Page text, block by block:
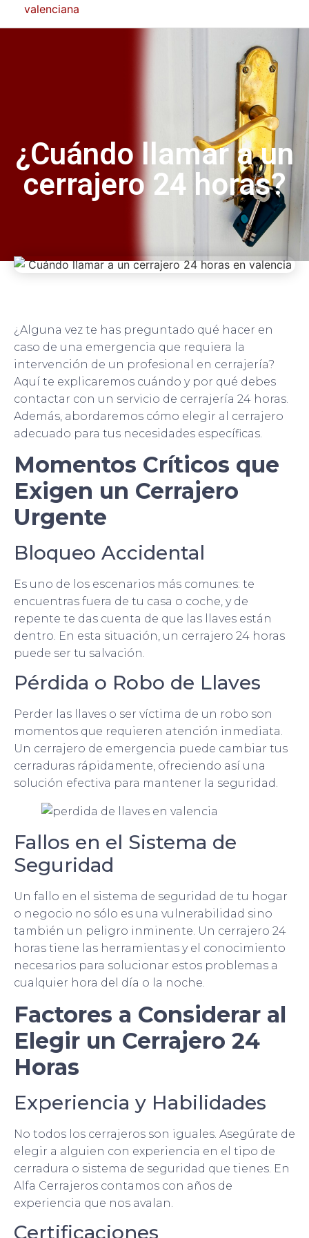
¿Cuándo llamar a un
cerrajero 24 horas?
¿Alguna vez te has preguntado qué hacer en
caso de una emergencia que requiera la
intervención de un profesional en cerrajería?
Aquí te explicaremos cuándo y por qué debes
contactar con un servicio de cerrajería 24 horas.
Además, abordaremos cómo elegir al cerrajero
adecuado para tus necesidades específicas.
Momentos Críticos que
Exigen un Cerrajero
Urgente
Bloqueo Accidental
Es uno de los escenarios más comunes: te
encuentras fuera de tu casa o coche, y de
repente te das cuenta de que las llaves están
dentro. En esta situación, un cerrajero 24 horas
puede ser tu salvación.
Pérdida o Robo de Llaves
Perder las llaves o ser víctima de un robo son
momentos que requieren atención inmediata.
Un cerrajero de emergencia puede cambiar tus
cerraduras rápidamente, ofreciendo así una
solución efectiva para mantener la seguridad.
Fallos en el Sistema de
Seguridad
Un fallo en el sistema de seguridad de tu hogar
o negocio no sólo es una vulnerabilidad sino
también un peligro inminente. Un cerrajero 24
horas tiene las herramientas y el conocimiento
necesarios para solucionar estos problemas a
cualquier hora del día o la noche.
Factores a Considerar al
Elegir un Cerrajero 24
Horas
Experiencia y Habilidades
No todos los cerrajeros son iguales. Asegúrate de
elegir a alguien con experiencia en el tipo de
cerradura o sistema de seguridad que tienes. En
Alfa Cerrajeros contamos con años de
experiencia que nos avalan.
Certificaciones